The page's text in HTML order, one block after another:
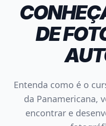
DE
Entenda como é o
da Panamericana,
encontrar e